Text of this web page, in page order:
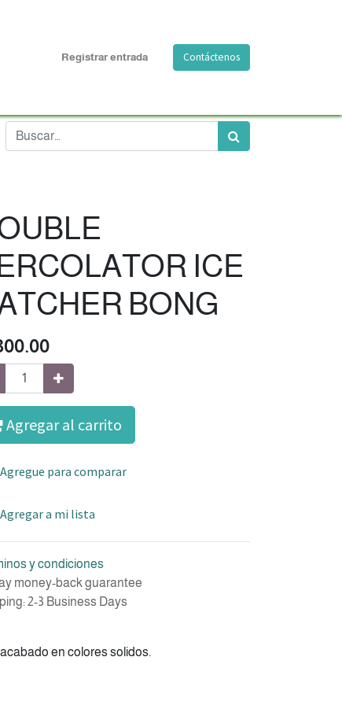
Registrar entrada Contáctenos
ICE
BONG
Agregar al carrito
Agregue para comparar
Agregar a mi lista
y condiciones
money-back guarantee
2-3 Business Days
en colores solidos.